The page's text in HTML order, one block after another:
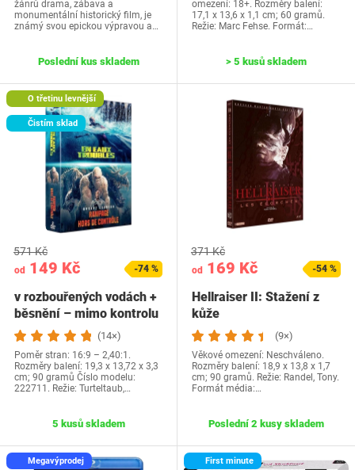
žánrů drama, zábava a
monumentální historický film, je
známý svou epickou výpravou a…
Poslední kus skladem
omezení: 18+. Rozměry balení:
17,1 x 13,6 x 1,1 cm; 60 gramů.
Režie: Marc Fehse. Formát:…
> 5 kusů skladem
O třetinu levnější
Čistím sklad
od 149 Kč
571 Kč
-74 %
v rozbouřených vodách +
běsnění – mimo kontrolu
(14×)
Poměr stran: 16:9 – 2,40:1.
Rozměry balení: 19,3 x 13,72 x 3,3
cm; 90 gramů Číslo modelu:
222711. Režie: Turteltaub,…
5 kusů skladem
od 169 Kč
371 Kč
-54 %
Hellraiser II: Stažení z
kůže
(9×)
Věkové omezení: Neschváleno.
Rozměry balení: 18,9 x 13,8 x 1,7
cm; 90 gramů. Režie: Randel, Tony.
Formát média:…
Poslední 2 kusy skladem
Megavýprodej First minute